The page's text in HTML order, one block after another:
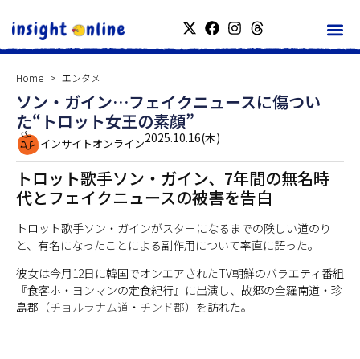
Home エンタメ
ソン・ガイン…フェイクニュースに傷つい
た“トロット女王の素顔”
インサイトオンライン2025.10.16(木)
トロット歌手ソン・ガイン、7年間の無名時
代とフェイクニュースの被害を告白
トロット歌手ソン・ガインがスターになるまでの険しい道のり
と、有名になったことによる副作用について率直に語った。
彼女は今月12日に韓国でオンエアされたTV朝鮮のバラエティ番組
『食客ホ・ヨンマンの定食紀行』に出演し、故郷の全羅南道・珍
島郡（チョルラナム道 ・ チンド郡）を訪れた。